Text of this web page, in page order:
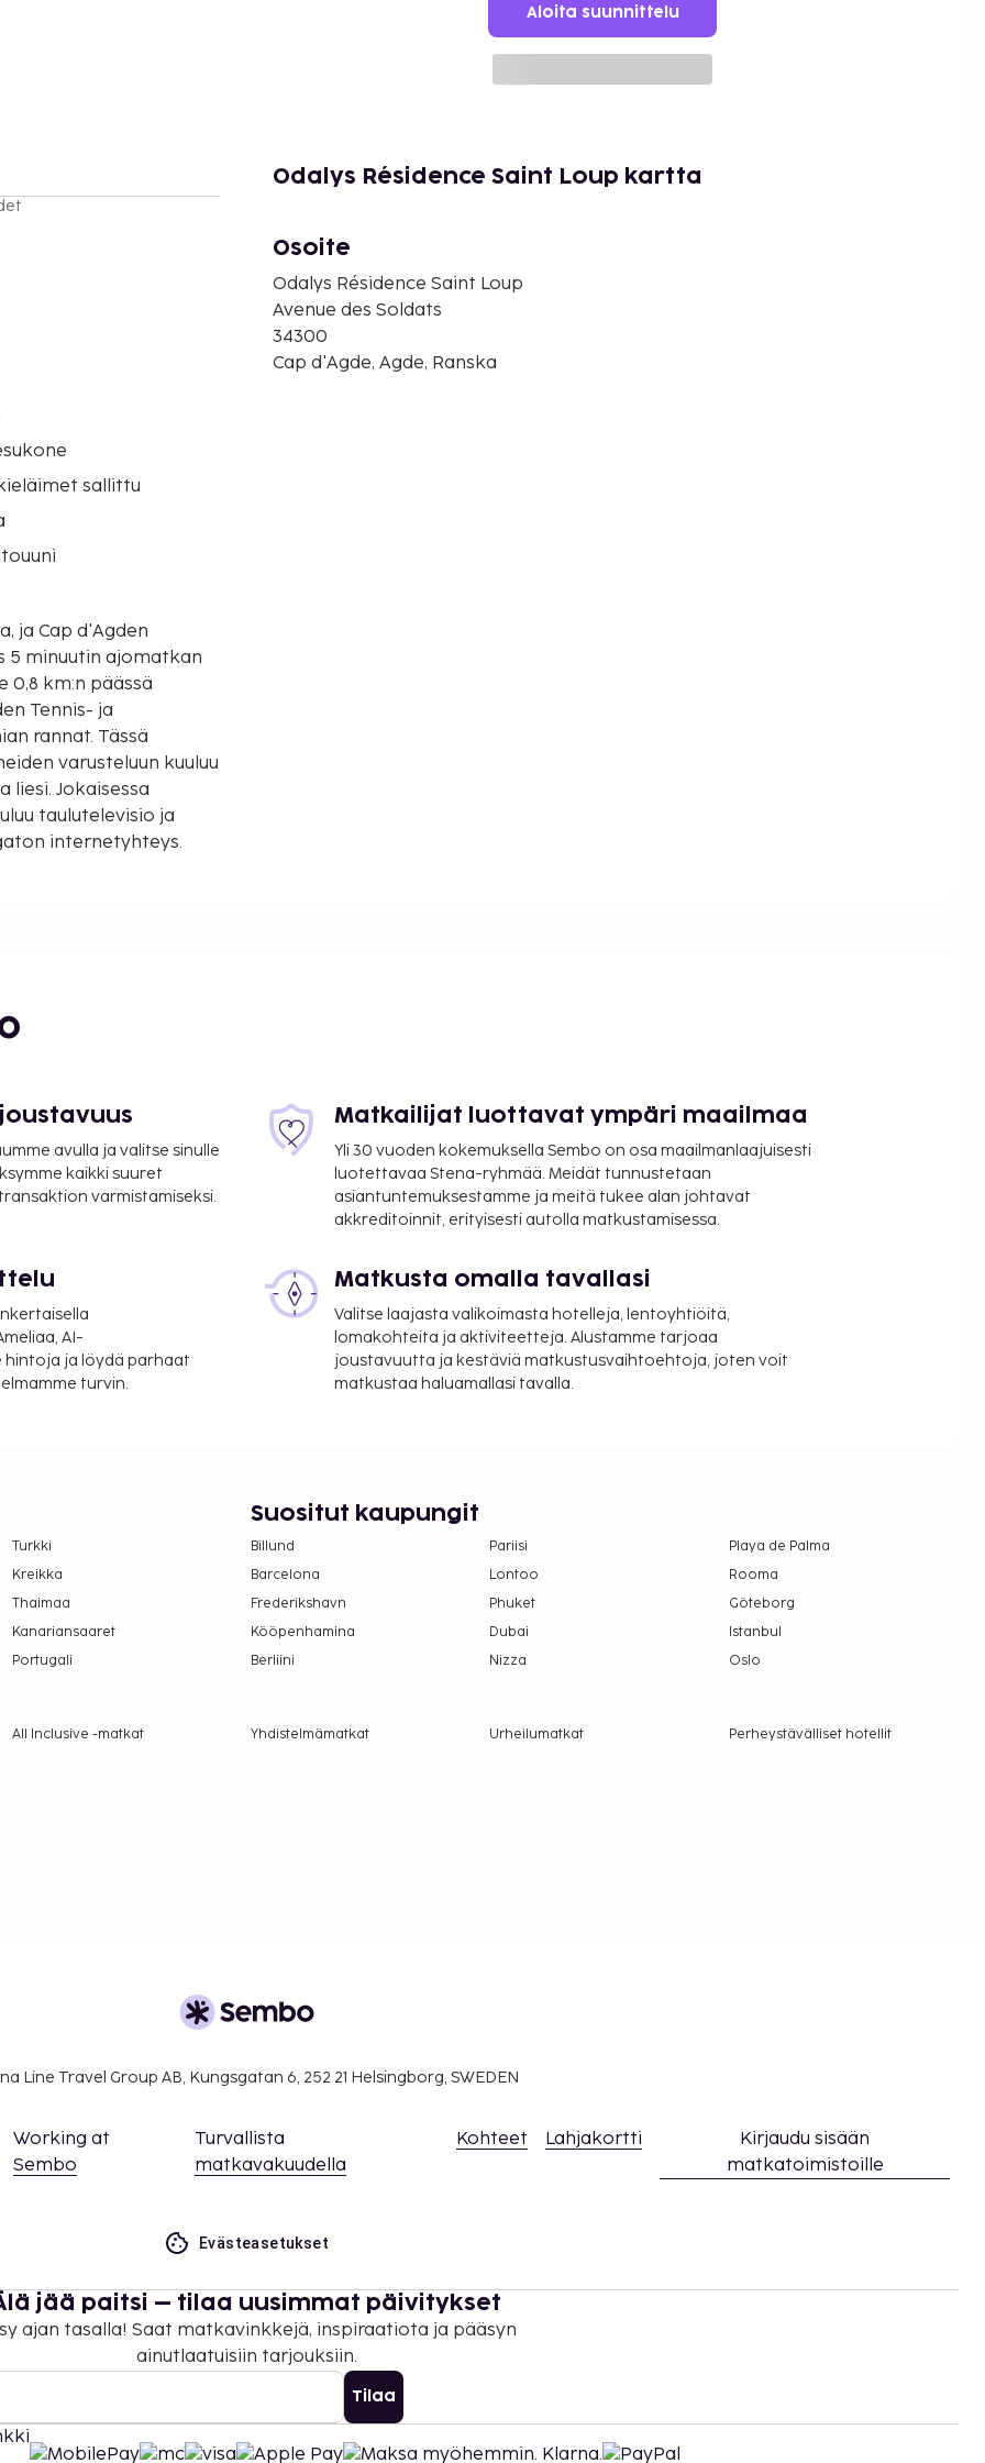
Aloita suunnittelu
sallittu
ja Cap d'Agden
5 minuutin ajomatkan
Tennis- ja
rannat. Tässä
varusteluun kuuluu
liesi. Jokaisessa
taulutelevisio ja
internetyhteys.
mi
mukainen
palveluihin kuuluu
(tai asiakkaat voivat
(tai asiakkaat voivat
voi ylittää 1000
Saat lisätietoja
Odalys Résidence Saint Loup kartta
Osoite
Odalys Résidence Saint Loup
Avenue des Soldats
34300
Cap d'Agde, Agde, Ranska
avulla ja valitse sinulle
kaikki suuret
varmistamiseksi.
Matkailijat luottavat ympäri maailmaa
Yli 30 vuoden kokemuksella Sembo on osa maailmanlaajuisesti
luotettavaa Stena-ryhmää. Meidät tunnustetaan
asiantuntemuksestamme ja meitä tukee alan johtavat
akkreditoinnit, erityisesti autolla matkustamisessa.
AI-
ja löydä parhaat
turvin.
Matkusta omalla tavallasi
Valitse laajasta valikoimasta hotelleja, lentoyhtiöitä,
lomakohteita ja aktiviteetteja. Alustamme tarjoaa
joustavuutta ja kestäviä matkustusvaihtoehtoja, joten voit
matkustaa haluamallasi tavalla.
Turkki
Kreikka
Thaimaa
Kanariansaaret
Portugali
Suositut kaupungit
Billund Pariisi
Playa de Palma
Barcelona
Lontoo
Rooma
Frederikshavn
Phuket
Göteborg
Kööpenhamina
Dubai
Istanbul
Berliini
Nizza Oslo
All Inclusive -matkat Yhdistelmämatkat Urheilumatkat
Perheystävälliset hotellit
Line Travel Group AB, Kungsgatan 6, 252 21 Helsingborg, SWEDEN
Working at
Sembo
Turvallista
matkavakuudella
Kohteet Lahjakortti
Kirjaudu sisään
matkatoimistoille
Evästeasetukset
jää paitsi – tilaa uusimmat päivitykset
ajan tasalla! Saat matkavinkkejä, inspiraatiota ja pääsyn
ainutlaatuisiin tarjouksiin.
Tilaa